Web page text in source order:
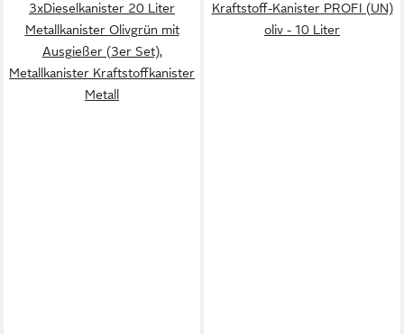
3xDieselkanister 20 Liter
Metallkanister Olivgrün mit
Ausgießer (3er Set),
Metallkanister Kraftstoffkanister
Metall
Kraftstoff-Kanister PROFI (UN)
oliv - 10 Liter